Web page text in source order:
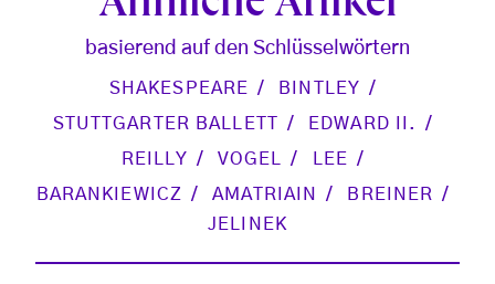
basierend auf den Schlüsselwörtern
SHAKESPEARE
BINTLEY
STUTTGARTER BALLETT
EDWARD II.
REILLY
VOGEL
LEE
BARANKIEWICZ
AMATRIAIN
BREINER
JELINEK